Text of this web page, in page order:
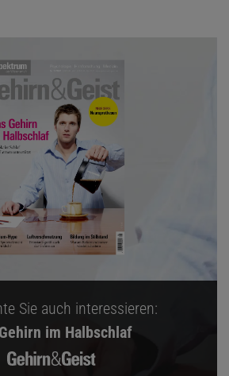
Sie auch interessieren:
im Halbschlaf